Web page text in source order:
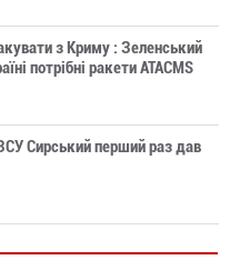
з Криму : Зеленський
потрібні ракети ATACMS
Сирський перший раз дав